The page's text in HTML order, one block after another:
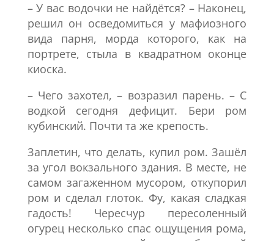
– У вас водочки не найдётся? – Наконец,
решил он осведомиться у мафиозного
вида парня, морда которого, как на
портрете, стыла в квадратном оконце
киоска.
– Чего захотел, – возразил парень. – С
водкой сегодня дефицит. Бери ром
кубинский. Почти та же крепость.
Заплетин, что делать, купил ром. Зашёл
за угол вокзального здания. В месте, не
самом загаженном мусором, откупорил
ром и сделал глоток. Фу, какая сладкая
гадость! Чересчур пересоленный
огурец несколько спас ощущения рома,